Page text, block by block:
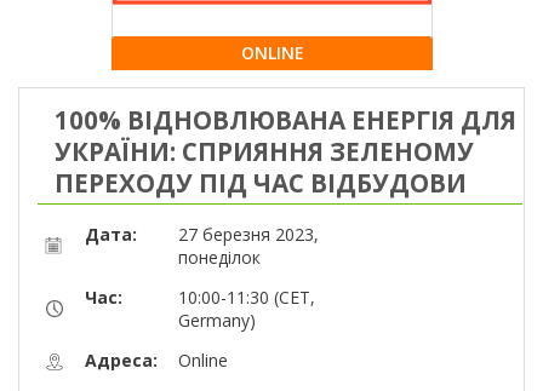
ONLINE
100% ВІДНОВЛЮВАНА ЕНЕРГІЯ ДЛЯ
УКРАЇНИ: СПРИЯННЯ ЗЕЛЕНОМУ
ПЕРЕХОДУ ПІД ЧАС ВІДБУДОВИ
Дата:
27 березня 2023,
понеділок
Час:
10:00-11:30 (CET,
Germany)
Адреса:
Online